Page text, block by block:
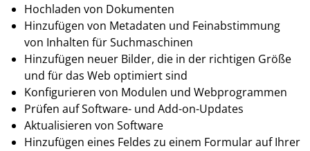
Hochladen von Dokumenten
Hinzufügen von Metadaten und Feinabstimmung
von Inhalten für Suchmaschinen
Hinzufügen neuer Bilder, die in der richtigen Größe
und für das Web optimiert sind
Konfigurieren von Modulen und Webprogrammen
Prüfen auf Software- und Add-on-Updates
Aktualisieren von Software
Hinzufügen eines Feldes zu einem Formular auf Ihrer